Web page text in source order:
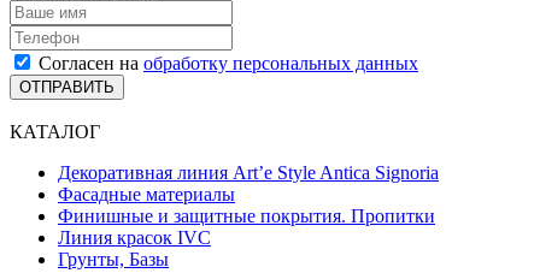
Согласен на обработку персональных данных
ОТПРАВИТЬ
КАТАЛОГ
Декоративная линия Art’e Style Antica Signoria
Фасадные материалы
Финишные и защитные покрытия. Пропитки
Линия красок IVC
Грунты, Базы